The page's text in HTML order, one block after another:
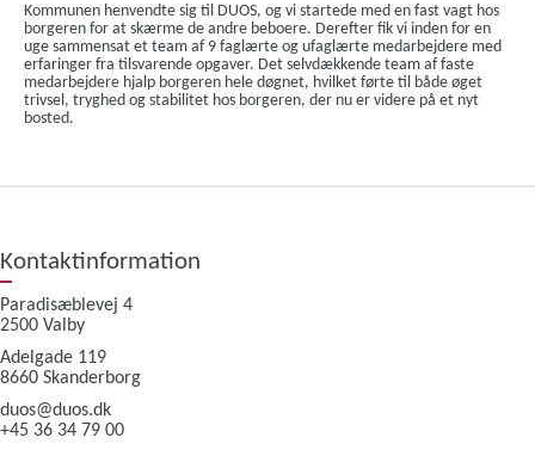
Kommunen henvendte sig til DUOS, og vi startede med en fast vagt hos
borgeren for at skærme de andre beboere. Derefter fik vi inden for en
uge sammensat et team af 9 faglærte og ufaglærte medarbejdere med
erfaringer fra tilsvarende opgaver. Det selvdækkende team af faste
medarbejdere hjalp borgeren hele døgnet, hvilket førte til både øget
trivsel, tryghed og stabilitet hos borgeren, der nu er videre på et nyt
bosted.
Kontaktinformation
Paradisæblevej 4
2500 Valby
Adelgade 119
8660 Skanderborg
duos@duos.dk
+45 36 34 79 00